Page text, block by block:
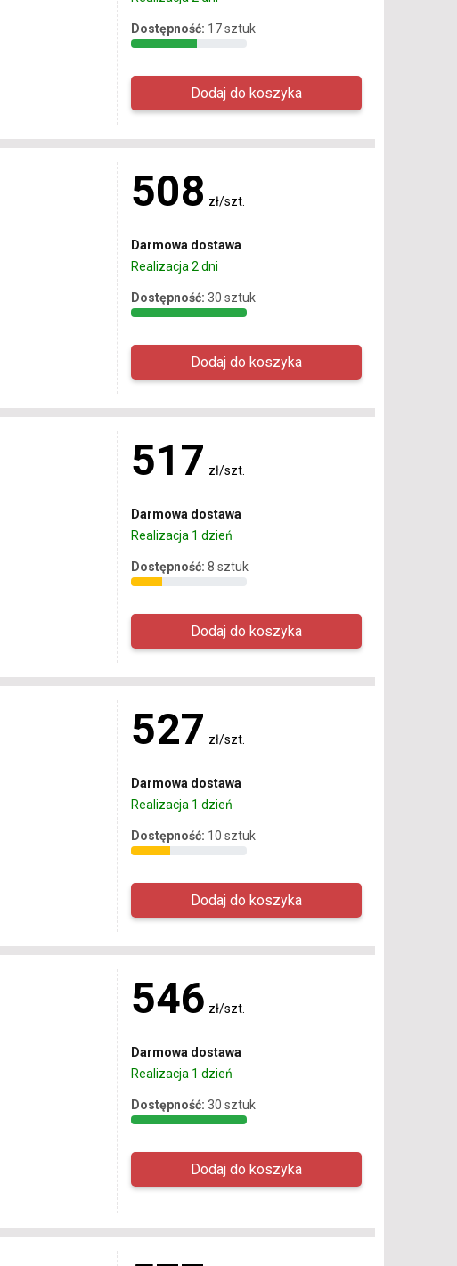
Dostępność: 17 sztuk
508 zł/szt.
Darmowa dostawa
Realizacja 2 dni
Dostępność: 30 sztuk
517 zł/szt.
Darmowa dostawa
Realizacja 1 dzień
Dostępność: 8 sztuk
527 zł/szt.
Darmowa dostawa
Realizacja 1 dzień
Dostępność: 10 sztuk
546 zł/szt.
Darmowa dostawa
Realizacja 1 dzień
Dostępność: 30 sztuk